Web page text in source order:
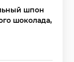
шпон
шоколада,